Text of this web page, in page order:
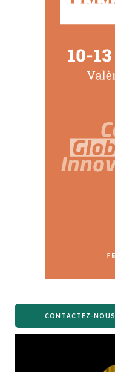
CONTACTEZ-